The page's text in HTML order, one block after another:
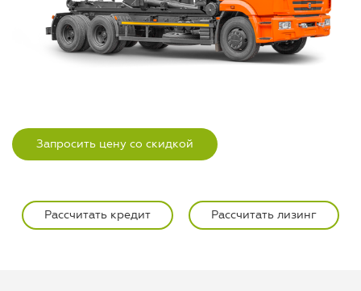
Запросить цену со скидкой
Рассчитать кредит Рассчитать лизинг